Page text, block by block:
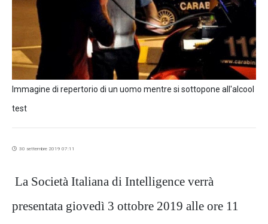
Immagine di repertorio di un uomo mentre si sottopone all'alcool
test
30 settembre 2019 07:11
La Società Italiana di Intelligence verrà
presentata giovedì 3 ottobre 2019 alle ore 11